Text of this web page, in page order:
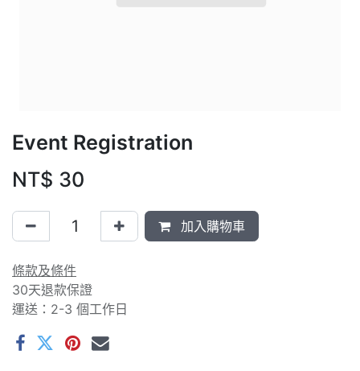
Event Registration
NT$ 30
加入購物車
條款及條件
30天退款保證
運送：2-3 個工作日